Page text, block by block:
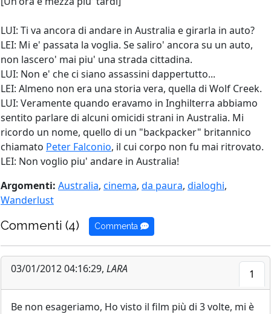
LUI: Ti va ancora di andare in Australia e girarla in auto?
LEI: Mi e' passata la voglia. Se saliro' ancora su un auto,
non lascero' mai piu' una strada cittadina.
LUI: Non e' che ci siano assassini dappertutto...
LEI: Almeno non era una storia vera, quella di Wolf Creek.
LUI: Veramente quando eravamo in Inghilterra abbiamo
sentito parlare di alcuni omicidi strani in Australia. Mi
ricordo un nome, quello di un "backpacker" britannico
chiamato Peter Falconio, il cui corpo non fu mai ritrovato.
LEI: Non voglio piu' andare in Australia!
Argomenti: Australia, cinema, da paura, dialoghi,
Wanderlust
Commenti (4) Commenta
03/01/2012 04:16:29, LARA 1
Be non esageriamo, Ho visto il film più di 3 volte, mi è